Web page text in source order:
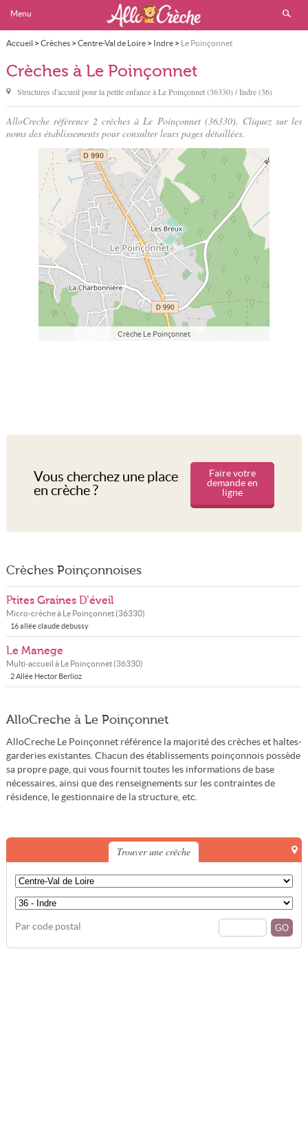
Menu
Accueil > Crèches> Centre-Val de Loire> Indre> Le Poinçonnet
Crèches à Le Poinçonnet
Structures d'accueil pour la petite enfance àLe Poinçonnet(36330) / Indre (36)
AlloCreche référence 2 crèches à Le Poinçonnet (36330). Cliquez sur les
noms des établissements pour consulter leurs pages détaillées.
Crèche Le Poinçonnet
Vous cherchez une place
en crèche ?
Faire votre
demande en
ligne
Crèches Poinçonnoises
Ptites Graines D’éveil
Micro-crèche à Le Poinçonnet(36330)
16 allée claude debussy
Le Manege
Multi-accueil à Le Poinçonnet(36330)
2 Allée Hector Berlioz
AlloCreche à Le Poinçonnet
AlloCreche Le Poinçonnet référence la majorité des crèches et haltes-
garderies existantes. Chacun des établissements poinçonnois possède
sa propre page, qui vous fournit toutes les informations de base
nécessaires, ainsi que des renseignements sur les contraintes de
résidence, le gestionnaire de la structure, etc.
Trouver une crèche
Par code postal